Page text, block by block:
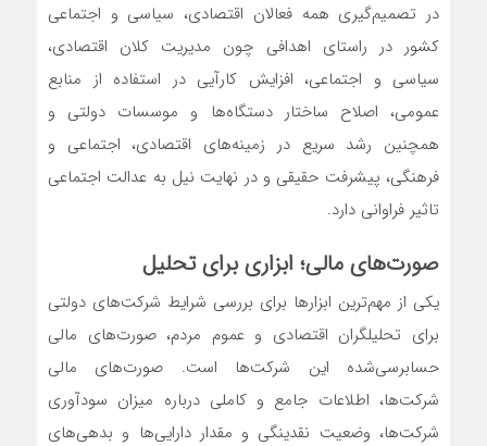
در تصمیم‌گیری همه فعالان اقتصادی، سیاسی و اجتماعی
کشور در راستای اهدافی چون مدیریت کلان اقتصادی،
سیاسی و اجتماعی، افزایش کارآیی در استفاده از منابع
عمومی، اصلاح ساختار دستگاه‌ها و موسسات دولتی و
همچنین رشد سریع در زمینه‌‌‌‌‌‌‌‌‌‌های اقتصادی، اجتماعی و
فرهنگی، پیشرفت حقیقی و در نهایت نیل به عدالت اجتماعی
تاثیر فراوانی دارد.
صورت‌های مالی؛ ابزاری برای تحلیل
یکی از مهم‌ترین ابزارها برای بررسی شرایط شرکت‌های دولتی
برای تحلیلگران اقتصادی و عموم مردم، صورت‌های مالی
حسابرسی‌‌‌‌‌شده این شرکت‌ها است. صورت‌های مالی
شرکت‌ها، اطلاعات جامع و کاملی درباره میزان سودآوری
شرکت‌ها، وضعیت نقدینگی و مقدار دارایی‌ها و بدهی‌‌‌‌‌های